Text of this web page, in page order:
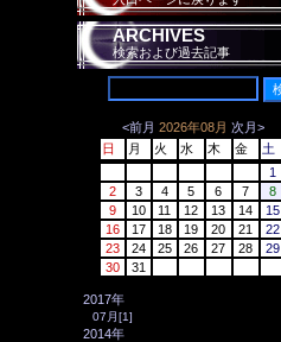
ARCHIVES
検索および過去記事
<前月 2026年08月 次月>
日
月 火 水 木 金
土
1
2
3 4 5 6 7
8
9
10 11 12 13 14
15
16
17 18 19 20 21
22
23
24 25 26 27 28
29
30
31
2017年
07月[1]
2014年